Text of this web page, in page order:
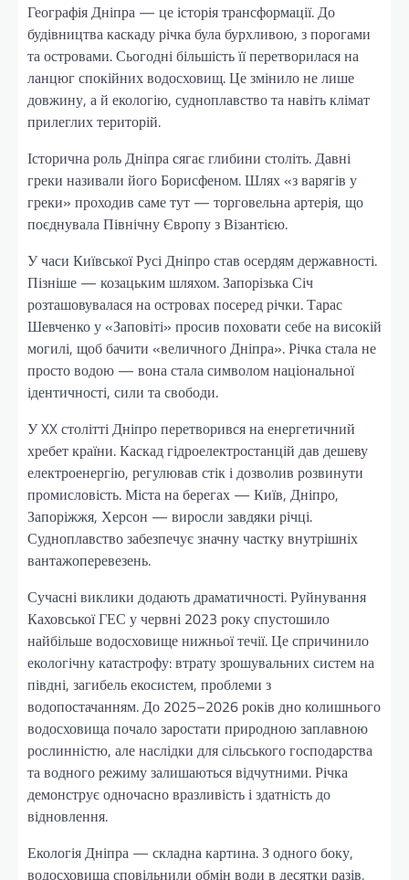
Географія Дніпра — це історія трансформації. До
будівництва каскаду річка була бурхливою, з порогами
та островами. Сьогодні більшість її перетворилася на
ланцюг спокійних водосховищ. Це змінило не лише
довжину, а й екологію, судноплавство та навіть клімат
прилеглих територій.
Історична роль Дніпра сягає глибини століть. Давні
греки називали його Борисфеном. Шлях «з варягів у
греки» проходив саме тут — торговельна артерія, що
поєднувала Північну Європу з Візантією.
У часи Київської Русі Дніпро став осердям державності.
Пізніше — козацьким шляхом. Запорізька Січ
розташовувалася на островах посеред річки. Тарас
Шевченко у «Заповіті» просив поховати себе на високій
могилі, щоб бачити «величного Дніпра». Річка стала не
просто водою — вона стала символом національної
ідентичності, сили та свободи.
У XX столітті Дніпро перетворився на енергетичний
хребет країни. Каскад гідроелектростанцій дав дешеву
електроенергію, регулював стік і дозволив розвинути
промисловість. Міста на берегах — Київ, Дніпро,
Запоріжжя, Херсон — виросли завдяки річці.
Судноплавство забезпечує значну частку внутрішніх
вантажоперевезень.
Сучасні виклики додають драматичності. Руйнування
Каховської ГЕС у червні 2023 року спустошило
найбільше водосховище нижньої течії. Це спричинило
екологічну катастрофу: втрату зрошувальних систем на
півдні, загибель екосистем, проблеми з
водопостачанням. До 2025–2026 років дно колишнього
водосховища почало заростати природною заплавною
рослинністю, але наслідки для сільського господарства
та водного режиму залишаються відчутними. Річка
демонструє одночасно вразливість і здатність до
відновлення.
Екологія Дніпра — складна картина. З одного боку,
водосховища сповільнили обмін води в десятки разів,